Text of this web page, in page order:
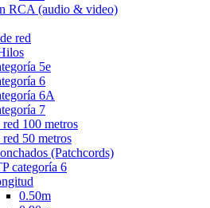
RCA (audio & video)
red
5e
6
6A
7
100 metros
50 metros
(Patchcords)
categoría 6
0.50m